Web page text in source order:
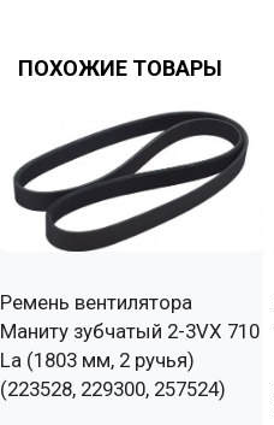
ПОХОЖИЕ ТОВАРЫ
Ремень вентилятора
Маниту зубчатый 2-3VX 710
La (1803 мм, 2 ручья)
(223528, 229300, 257524)